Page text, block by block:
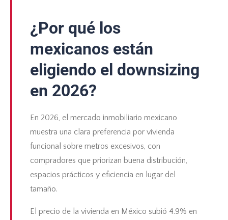
¿Por qué los
mexicanos están
eligiendo el downsizing
en 2026?
En 2026, el mercado inmobiliario mexicano
muestra una clara preferencia por vivienda
funcional sobre metros excesivos, con
compradores que priorizan buena distribución,
espacios prácticos y eficiencia en lugar del
tamaño.
El precio de la vivienda en México subió 4.9% en